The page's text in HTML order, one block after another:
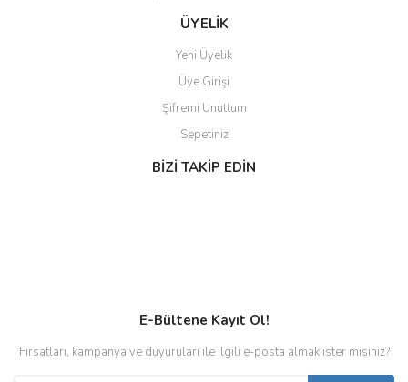
ÜYELİK
Yeni Üyelik
Üye Girişi
Şifremi Unuttum
Sepetiniz
BİZİ TAKİP EDİN
E-Bültene Kayıt Ol!
Fırsatları, kampanya ve duyuruları ile ilgili e-posta almak ister misiniz?